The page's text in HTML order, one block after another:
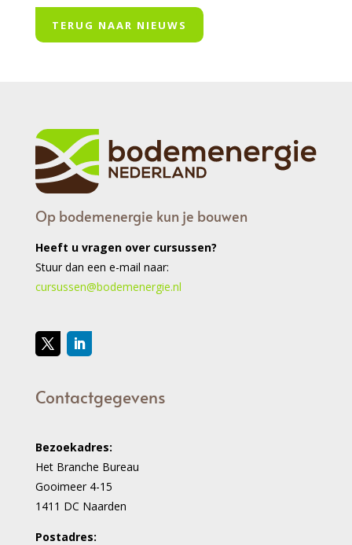
TERUG NAAR NIEUWS
Op bodemenergie kun je bouwen
Heeft u vragen over cursussen?
Stuur dan een e-mail naar:
cursussen@bodemenergie.nl
Contactgegevens
Bezoekadres:
Het Branche Bureau
Gooimeer 4-15
1411 DC Naarden
Postadres: